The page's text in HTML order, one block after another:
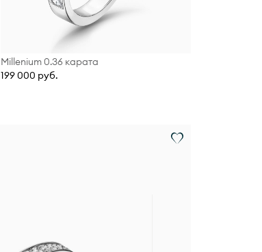
Millenium 0.36 карата
199 000 руб.